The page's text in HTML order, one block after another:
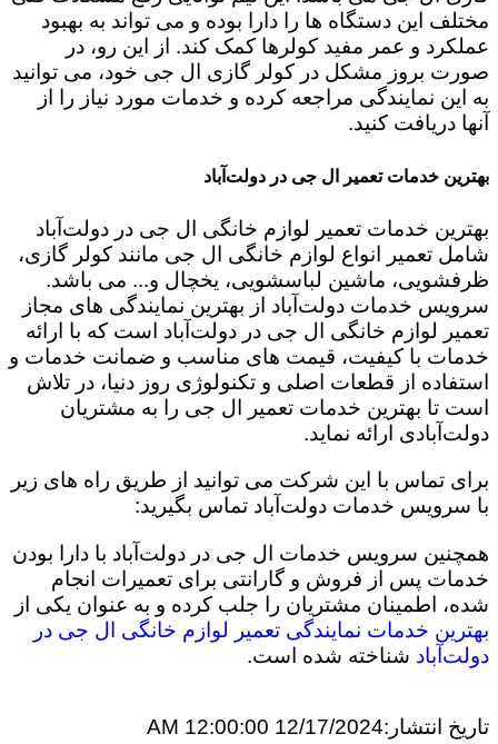
مختلف این دستگاه ها را دارا بوده و می تواند به بهبود
عملکرد و عمر مفید کولرها کمک کند. از این رو، در
صورت بروز مشکل در کولر گازی ال جی خود، می توانید
به این نمایندگی مراجعه کرده و خدمات مورد نیاز را از
آنها دریافت کنید.
بهترین خدمات تعمیر ال جی در دولت‌آباد
بهترین خدمات تعمیر لوازم خانگی ال جی در دولت‌آباد
شامل تعمیر انواع لوازم خانگی ال جی مانند کولر گازی،
ظرفشویی، ماشین لباسشویی، یخچال و... می باشد.
سرویس خدمات دولت‌آباد از بهترین نمایندگی های مجاز
تعمیر لوازم خانگی ال جی در دولت‌آباد است که با ارائه
خدمات با کیفیت، قیمت های مناسب و ضمانت خدمات و
استفاده از قطعات اصلی و تکنولوژی روز دنیا، در تلاش
است تا بهترین خدمات تعمیر ال جی را به مشتریان
دولت‌آبادی ارائه نماید.
برای تماس با این شرکت می توانید از طریق راه های زیر
با سرویس خدمات دولت‌آباد تماس بگیرید:
همچنین سرویس خدمات ال جی در دولت‌آباد با دارا بودن
خدمات پس از فروش و گارانتی برای تعمیرات انجام
شده، اطمینان مشتریان را جلب کرده و به عنوان یکی از
بهترین خدمات نمایندگی تعمیر لوازم خانگی ال جی در
دولت‌آباد شناخته شده است.
تاریخ انتشار:12/17/2024 12:00:00 AM